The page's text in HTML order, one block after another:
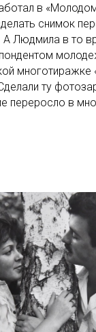
в
снимок
А Людмила в то
многотиражке
ту
переросло в